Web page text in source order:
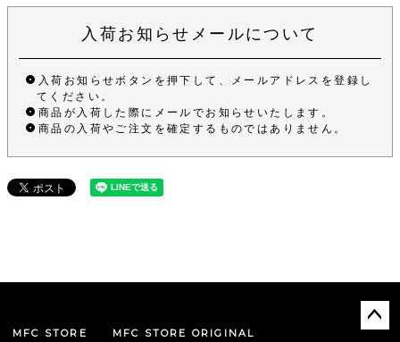
入荷お知らせメールについて
入荷お知らせボタンを押下して、メールアドレスを登録し
てください。
商品が入荷した際にメールでお知らせいたします。
商品の入荷やご注文を確定するものではありません。
MFC STORE MFC STORE ORIGINAL